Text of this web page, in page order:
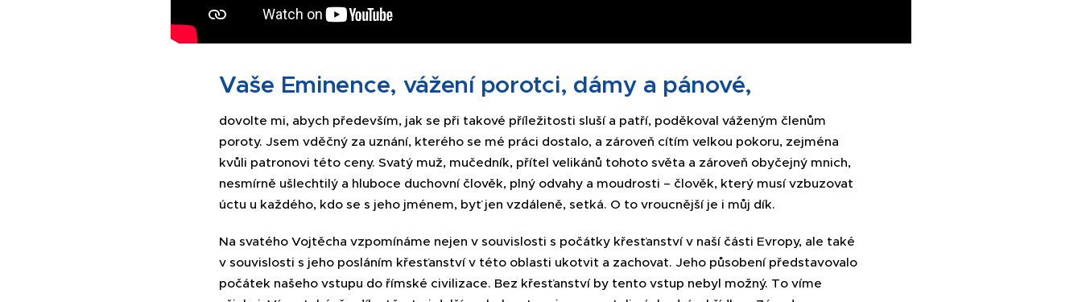
Vaše Eminence, vážení porotci, dámy a pánové,
dovolte mi, abych především, jak se při takové příležitosti sluší a patří, poděkoval váženým členům
poroty. Jsem vděčný za uznání, kterého se mé práci dostalo, a zároveň cítím velkou pokoru, zejména
kvůli patronovi této ceny. Svatý muž, mučedník, přítel velikánů tohoto světa a zároveň obyčejný mnich,
nesmírně ušlechtilý a hluboce duchovní člověk, plný odvahy a moudrosti – člověk, který musí vzbuzovat
úctu u každého, kdo se s jeho jménem, byť jen vzdáleně, setká. O to vroucnější je i můj dík.
Na svatého Vojtěcha vzpomínáme nejen v souvislosti s počátky křesťanství v naší části Evropy, ale také
v souvislosti s jeho posláním křesťanství v této oblasti ukotvit a zachovat. Jeho působení představovalo
počátek našeho vstupu do římské civilizace. Bez křesťanství by tento vstup nebyl možný. To víme